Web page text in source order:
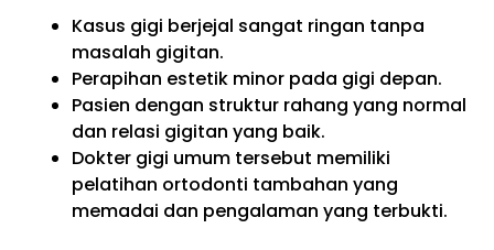
Kasus gigi berjejal sangat ringan tanpa
masalah gigitan.
Perapihan estetik minor pada gigi depan.
Pasien dengan struktur rahang yang normal
dan relasi gigitan yang baik.
Dokter gigi umum tersebut memiliki
pelatihan ortodonti tambahan yang
memadai dan pengalaman yang terbukti.